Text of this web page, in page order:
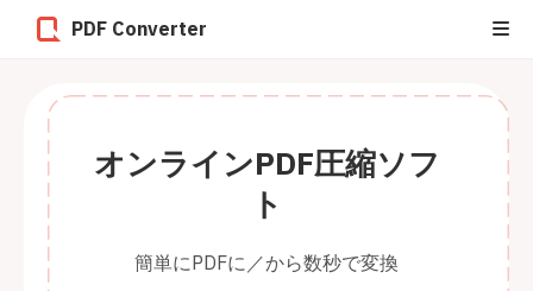
PDF Converter
オンラインPDF圧縮ソフ
ト
簡単にPDFに／から数秒で変換